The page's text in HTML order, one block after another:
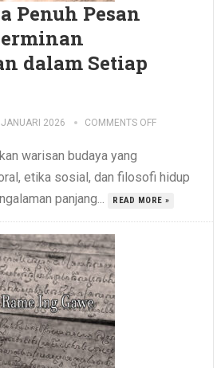
Penuh Pesan
dalam Setiap
2026 COMMENTS OFF
warisan budaya yang
etika sosial, dan filosofi hidup
panjang...
READ MORE »